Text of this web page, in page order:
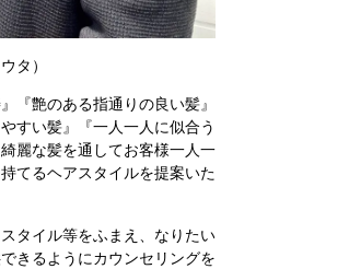
タ）
『艶のある指通りの良い髪』
すい髪』『一人一人に似合う
麗な髪を通してお客様一人一
てるヘアスタイルを提案いた
タイル等をふまえ、なりたい
きるようにカウンセリングを